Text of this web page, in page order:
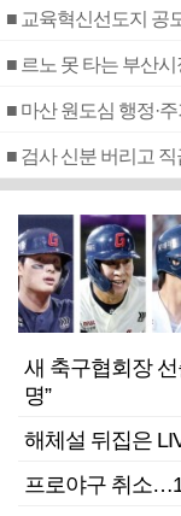
■ 교육혁신선도지 공
■ 르노 못 타는 부산
■ 마산 원도심 행정·
새 축구협회장
명”
해체설 뒤집은
프로야구 취소